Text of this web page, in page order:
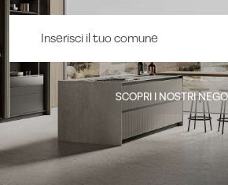
SCOPRI I NOSTRI